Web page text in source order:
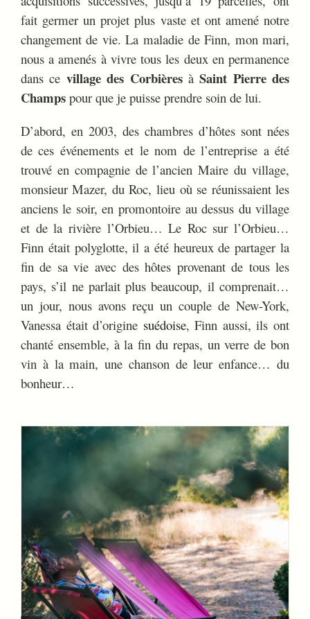
fait germer un projet plus vaste et ont amené notre
changement de vie. La maladie de Finn, mon mari,
nous a amenés à vivre tous les deux en permanence
dans ce village des CorbièresàSaint Pierre des
Champspour que je puisse prendre soin de lui.
D’abord, en 2003, des chambres d’hôtes sont nées
de ces événements et le nom de l’entreprise a été
trouvé en compagnie de l’ancien Maire du village,
monsieur Mazer, du Roc, lieu où se réunissaient les
anciens le soir, en promontoire au dessus du village
et de la rivière l’Orbieu… Le Roc sur l’Orbieu…
Finn était polyglotte, il a été heureux de partager la
fin de sa vie avec des hôtes provenant de tous les
pays, s’il ne parlait plus beaucoup, il comprenait…
un jour, nous avons reçu un couple de New-York,
Vanessa était d’origine suédoise, Finn aussi, ils ont
chanté ensemble, à la fin du repas, un verre de bon
vin à la main, une chanson de leur enfance… du
bonheur…